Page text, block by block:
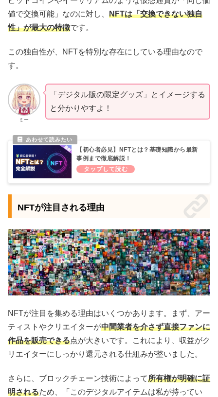
値で交換可能」なのに対し、 NFTは「交換できない独自
性」が最大の特徴です。
この独自性が、NFTを特別な存在にしている理由なので
す。
ミー
「デジタル版の限定グッズ」とイメージする
と分かりやすよ！
【初心者必見】NFTとは？基礎知識から最新
事例まで徹底解説！
NFTが注目される理由
NFTが注目を集める理由はいくつかあります。まず、アー
ティストやクリエイターが中間業者を介さず直接ファンに
作品を販売できる点が大きいです。これにより、収益がク
リエイターにしっかり還元される仕組みが整いました。
さらに、ブロックチェーン技術によって所有権が明確に証
明されるため、「このデジタルアイテムは私が持ってい